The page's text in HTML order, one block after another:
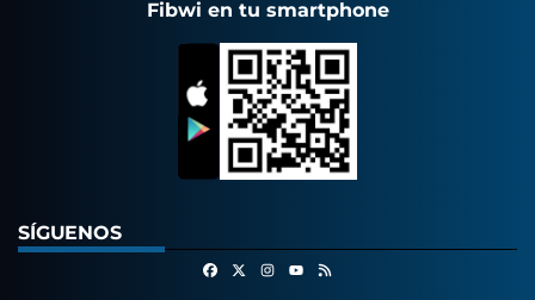
Fibwi en tu smartphone
SÍGUENOS
FacebookInstagram